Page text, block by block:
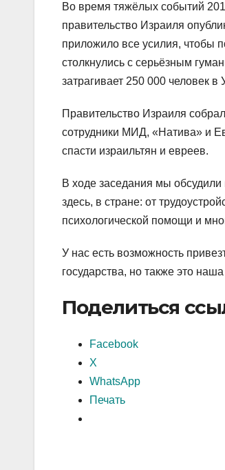
Во время тяжёлых событий
правительство Израиля
приложило все усилия, чтобы
столкнулись с серьёзным
затрагивает 250 000 человек
Правительство Израиля
сотрудники МИД, «Натива» и
спасти израильтян и евреев.
В ходе заседания мы
здесь, в стране: от
психологической помощи и
У нас есть возможность
государства, но также это
Поделиться
Facebook
X
WhatsApp
Печать